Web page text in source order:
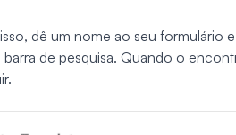
dê um nome ao seu formulário
barra de pesquisa. Quando o